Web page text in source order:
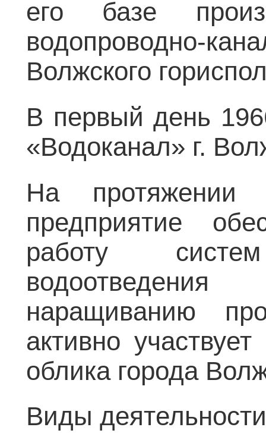
его базе
водопроводно-
Волжского
В первый день
«Водоканал» г.
На протяжении
предприятие
работу
наращиванию
активно
облика города
Виды деятельности